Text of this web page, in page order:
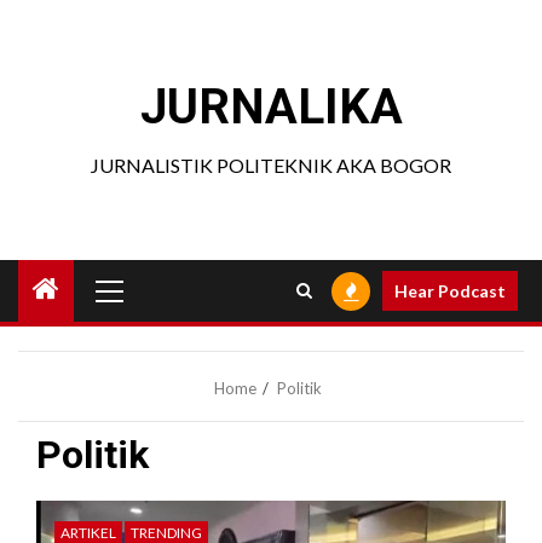
JURNALIKA
JURNALISTIK POLITEKNIK AKA BOGOR
Menu
Hear Podcast
Home Politik
Politik
ARTIKEL TRENDING